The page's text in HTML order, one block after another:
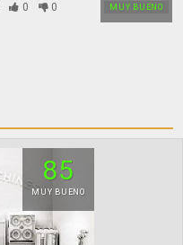
MUY BUENO
0 0
85
MUY BUENO